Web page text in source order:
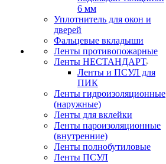
6 мм
Уплотнитель для окон и
дверей
Фальцевые вкладыши
Ленты противопожарные
Ленты НЕСТАНДАРТ
Ленты и ПСУЛ для
ПИК
Ленты гидроизоляционные
(наружные)
Ленты для вклейки
Ленты пароизоляционные
(внутренние)
Ленты полнобутиловые
Ленты ПСУЛ